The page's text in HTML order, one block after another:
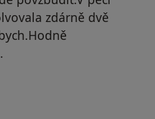
zdárně dvě
Pacient